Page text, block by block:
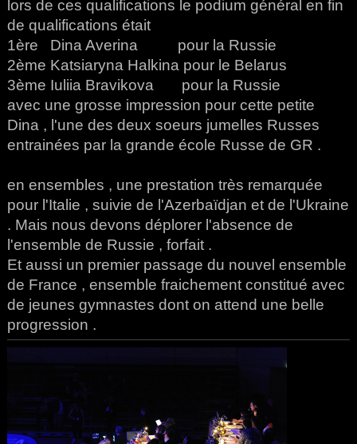
lors de ces qualifications le podium général en fin
de qualifications était
1ère Dina Averina pour la Russie
2ème Katsiaryna Halkina pour le Belarus
3ème Iuliia Bravikova pour la Russie
avec une grosse impression pour cette petite
Dina , l'une des deux soeurs jumelles Russes
entrainées par la grande école Russe de GR .
en ensembles , une prestation très remarquée
pour l'Italie , suivie de l'Azerbaïdjan et de l'Ukraine
. Mais nous devons déplorer l'absence de
l'ensemble de Russie , forfait .
Et aussi un premier passage du nouvel ensemble
de France , ensemble fraichement constitué avec
de jeunes gymnastes dont on attend une belle
progression .